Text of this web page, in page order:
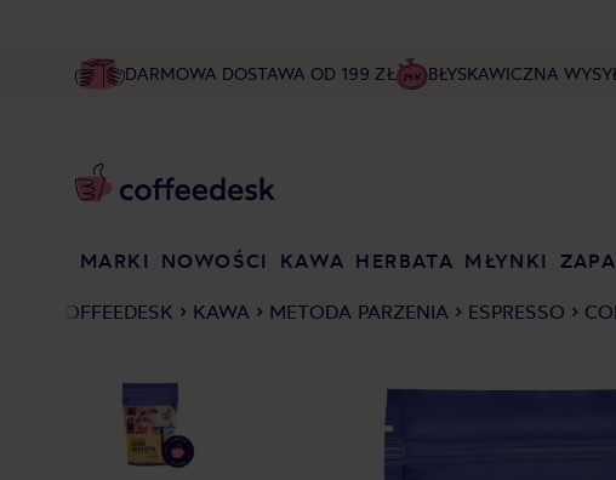
DARMOWA DOSTAWA OD 199 ZŁ BŁYSKAWICZNA
MARKI NOWOŚCI KAWA HERBATA MŁYNKI
COFFEEDESK KAWA METODA PARZENIA ESPRESSO